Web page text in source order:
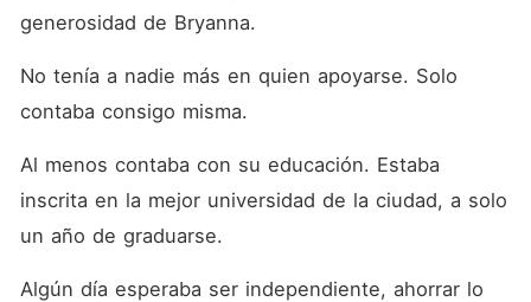
generosidad de Bryanna.
No tenía a nadie más en quien apoyarse. Solo
contaba consigo misma.
Al menos contaba con su educación. Estaba
inscrita en la mejor universidad de la ciudad, a solo
un año de graduarse.
Algún día esperaba ser independiente, ahorrar lo